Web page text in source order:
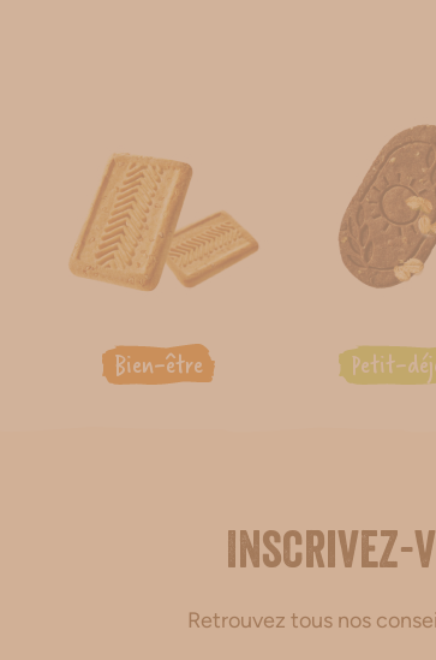
Bien-être Petit-
Inscrivez-
Retrouvez tous nos